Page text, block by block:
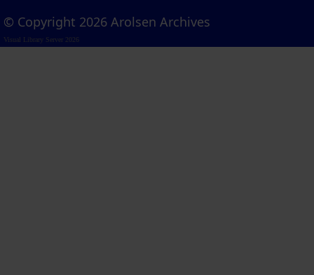
© Copyright 2026 Arolsen Archives
Visual Library Server 2026